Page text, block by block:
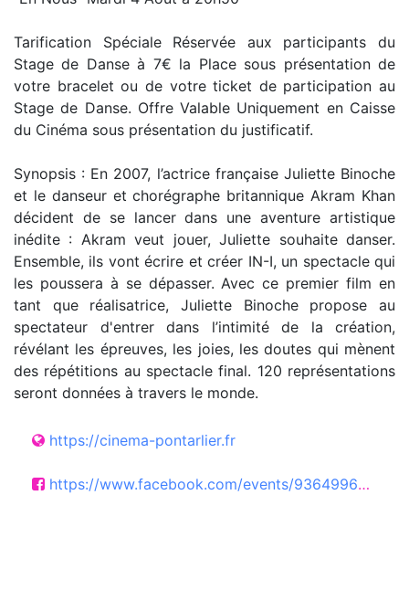
Tarification Spéciale Réservée aux participants du
Stage de Danse à 7€ la Place sous présentation de
votre bracelet ou de votre ticket de participation au
Stage de Danse. Offre Valable Uniquement en Caisse
du Cinéma sous présentation du justificatif.
Synopsis : En 2007, l’actrice française Juliette Binoche
et le danseur et chorégraphe britannique Akram Khan
décident de se lancer dans une aventure artistique
inédite : Akram veut jouer, Juliette souhaite danser.
Ensemble, ils vont écrire et créer IN-I, un spectacle qui
les poussera à se dépasser. Avec ce premier film en
tant que réalisatrice, Juliette Binoche propose au
spectateur d'entrer dans l’intimité de la création,
révélant les épreuves, les joies, les doutes qui mènent
des répétitions au spectacle final. 120 représentations
seront données à travers le monde.
https://cinema-pontarlier.fr
https://www.facebook.com/events/936499632470927?active_tab=about